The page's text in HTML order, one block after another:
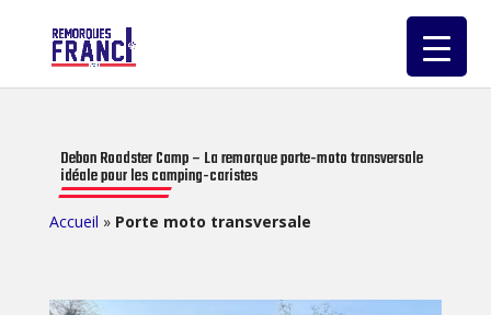
Debon Roadster Camp – La remorque porte-moto transversale
idéale pour les camping-caristes
Accueil » Porte moto transversale